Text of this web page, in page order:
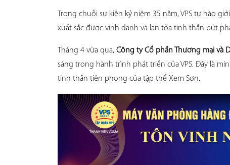
Trong chuỗi sự kiện kỷ niệm 35 năm, VPS tự hào
xuất sắc được vinh danh và lan tỏa tinh thần bứt
Tháng 4 vừa qua, Công ty Cổ phần Thương mại và
sáng trong hành trình phát triển của VPS. Đây là
tinh thần tiên phong của tập thể Xem Sơn.